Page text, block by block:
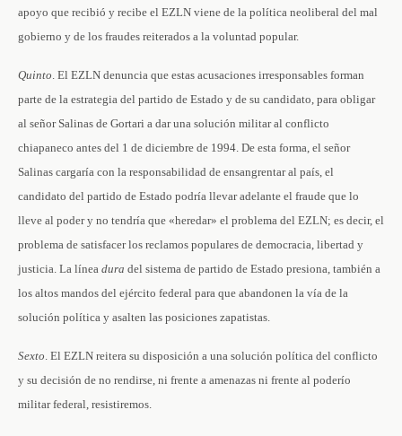
apoyo que recibió y recibe el EZLN viene de la política neoliberal del mal
gobierno y de los fraudes reiterados a la voluntad popular.
Quinto. El EZLN denuncia que estas acusaciones irresponsables forman
parte de la estrategia del partido de Estado y de su candidato, para obligar
al señor Salinas de Gortari a dar una solución militar al conflicto
chiapaneco antes del 1 de diciembre de 1994. De esta forma, el señor
Salinas cargaría con la responsabilidad de ensangrentar al país, el
candidato del partido de Estado podría llevar adelante el fraude que lo
lleve al poder y no tendría que «heredar» el problema del EZLN; es decir, el
problema de satisfacer los reclamos populares de democracia, libertad y
justicia. La línea dura del sistema de partido de Estado presiona, también a
los altos mandos del ejército federal para que abandonen la vía de la
solución política y asalten las posiciones zapatistas.
Sexto. El EZLN reitera su disposición a una solución política del conflicto
y su decisión de no rendirse, ni frente a amenazas ni frente al poderío
militar federal, resistiremos.